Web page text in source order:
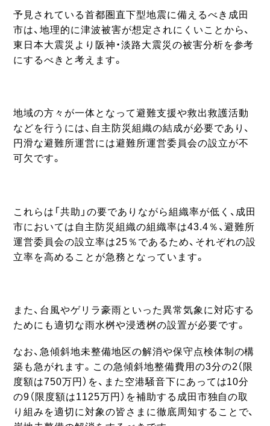
予見されている首都圏直下型地震に備えるべき成田
市は、地理的に津波被害が想定されにくいことから、
東日本大震災より阪神・淡路大震災の被害分析を参考
にするべきと考えます。
地域の方々が一体となって避難支援や救出救護活動
などを行うには、自主防災組織の結成が必要であり、
円滑な避難所運営には避難所運営委員会の設立が不
可欠です。
これらは「共助」の要でありながら組織率が低く、成田
市においては自主防災組織の組織率は43.4％、避難所
運営委員会の設立率は25％であるため、それぞれの設
立率を高めることが急務となっています。
また、台風やゲリラ豪雨といった異常気象に対応する
ためにも適切な雨水桝や浸透桝の設置が必要です。
なお、急傾斜地未整備地区の解消や保守点検体制の構
築も急がれます。この急傾斜地整備費用の3分の2（限
度額は750万円）を、また空港騒音下にあっては10分
の9（限度額は1125万円）を補助する成田市独自の取
り組みを適切に対象の皆さまに徹底周知することで、